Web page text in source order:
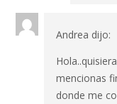
Andrea dijo:
mencionas
donde me